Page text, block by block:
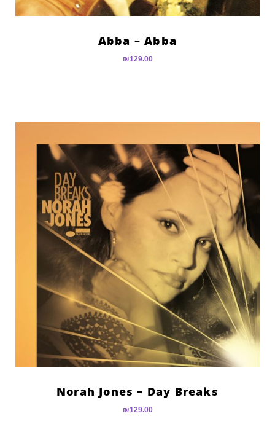
Abba – Abba
₪129.00
Norah Jones – Day Breaks
₪129.00